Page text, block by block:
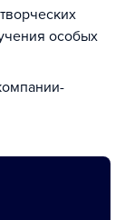
особых